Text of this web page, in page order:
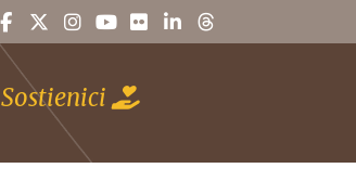
Sostienici